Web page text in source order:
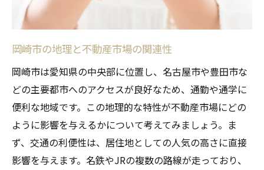
岡崎市不動産査定地域特有のトレンドを探る
最近の岡崎市不動産トレンドの概要
新たな開発計画が市場に与える影響
地域特有の建築スタイルとその価値
地元不動産業者が注目するエリア
環境変化と不動産価値の変動
地域の文化イベントが不動産に与えるプラ
スの影響
岡崎市の地理と不動産市場の関連性
岡崎市は愛知県の中央部に位置し、名古屋市や豊田市な
どの主要都市へのアクセスが良好なため、通勤や通学に
便利な地域です。この地理的な特性が不動産市場にどの
ように影響を与えるかについて考えてみましょう。ま
ず、交通の利便性は、居住地としての人気の高さに直接
影響を与えます。名鉄やJRの複数の路線が走っており、